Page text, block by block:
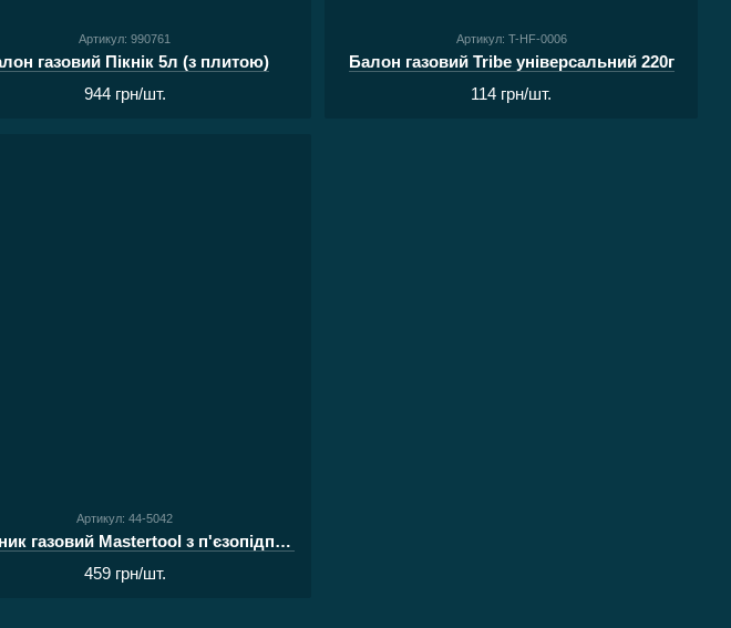
Артикул: 990761
газовий Пікнік 5л (з плитою)
944 грн/шт.
Артикул: T-HF-0006
Балон газовий Tribe універсальний 220г
114 грн/шт.
Артикул: 44-5042
Пальник газовий Mastertool з п'єзопідпалом фотон Long d14mm 1300C
459 грн/шт.